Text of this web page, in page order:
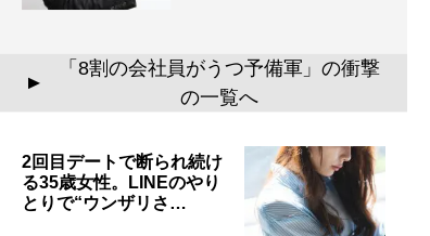
▲
「8割の会社員がうつ予備軍」の衝撃
の一覧へ
2回目デートで断られ続け
る35歳女性。LINEのやり
とりで“ウンザリさ…